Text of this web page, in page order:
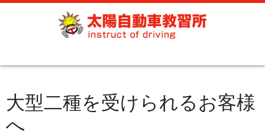
大型二種を受けられるお客様
へ